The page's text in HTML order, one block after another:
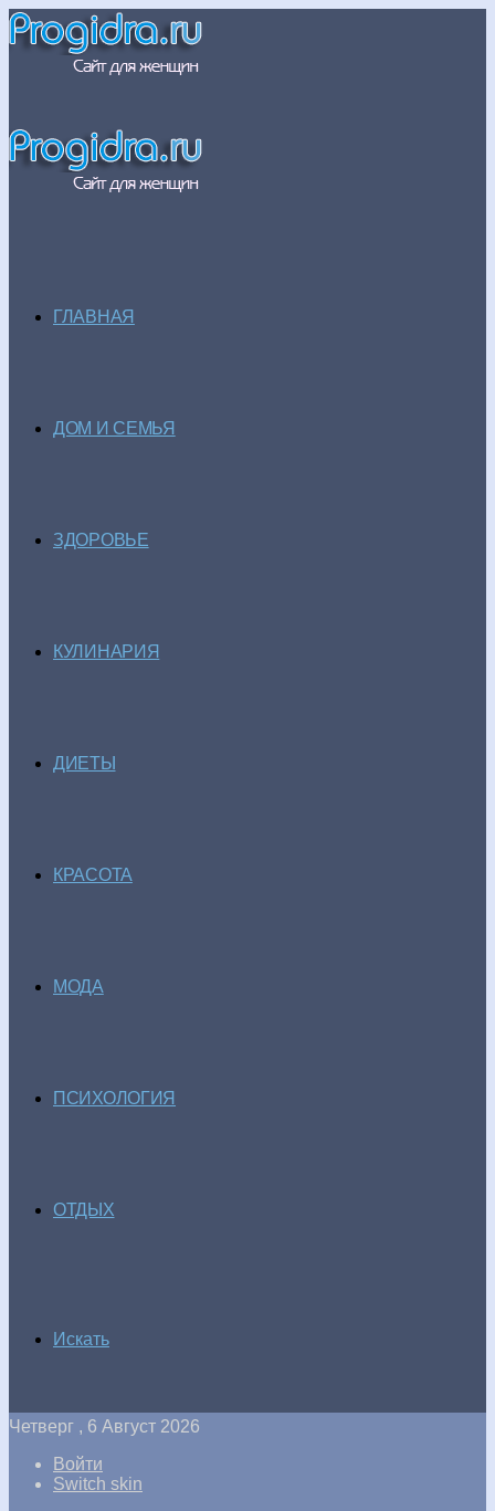
ГЛАВНАЯ
ДОМ И СЕМЬЯ
ЗДОРОВЬЕ
КУЛИНАРИЯ
ДИЕТЫ
КРАСОТА
МОДА
ПСИХОЛОГИЯ
ОТДЫХ
Искать
Четверг , 6 Август 2026
Войти
Switch skin